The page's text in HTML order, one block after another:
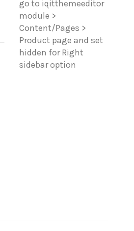
go to iqitthemeeditor
module >
Content/Pages >
Product page and set
hidden for Right
sidebar option